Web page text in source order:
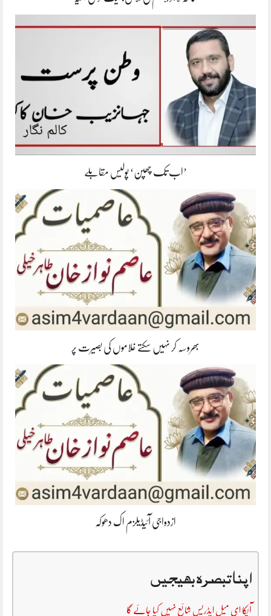
’اب تک چھپن‘ پولیس مقابلے
بھروسہ کر نہیں سکتے غلاموں کی بصیرت پر
ازدواجی آئیڈیلزم اک دھوکہ
اپنا تبصرہ بھیجیں
آپکا ای میل ایڈریس شائع نہیں کیا جائے گا